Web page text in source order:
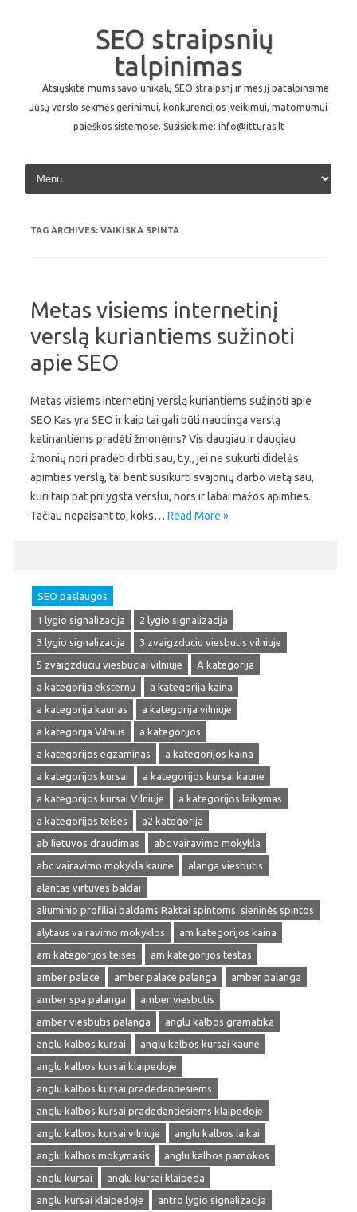
SEO straipsnių
talpinimas
Atsiųskite mums savo unikalų SEO straipsnį ir mes jį patalpinsime
Jūsų verslo sėkmės gerinimui, konkurencijos įveikimui, matomumui
paieškos sistemose. Susisiekime: info@itturas.lt
Skip to content
TAG ARCHIVES: VAIKISKA SPINTA
Metas visiems internetinį
verslą kuriantiems sužinoti
apie SEO
Metas visiems internetinį verslą kuriantiems sužinoti apie
SEO Kas yra SEO ir kaip tai gali būti naudinga verslą
ketinantiems pradėti žmonėms? Vis daugiau ir daugiau
žmonių nori pradėti dirbti sau, t.y., jei ne sukurti didelės
apimties verslą, tai bent susikurti svajonių darbo vietą sau,
kuri taip pat prilygsta verslui, nors ir labai mažos apimties.
Tačiau nepaisant to, koks… Read More »
SEO paslaugos
1 lygio signalizacija
2 lygio signalizacija
3 lygio signalizacija
3 zvaigzduciu viesbutis vilniuje
5 zvaigzduciu viesbuciai vilniuje
A kategorija
a kategorija eksternu
a kategorija kaina
a kategorija kaunas
a kategorija vilniuje
a kategorija Vilnius
a kategorijos
a kategorijos egzaminas
a kategorijos kaina
a kategorijos kursai
a kategorijos kursai kaune
a kategorijos kursai Vilniuje
a kategorijos laikymas
a kategorijos teises
a2 kategorija
ab lietuvos draudimas
abc vairavimo mokykla
abc vairavimo mokykla kaune
alanga viesbutis
alantas virtuves baldai
aliuminio profiliai baldams Raktai spintoms: sieninės spintos
alytaus vairavimo mokyklos
am kategorijos kaina
am kategorijos teises
am kategorijos testas
amber palace
amber palace palanga
amber palanga
amber spa palanga
amber viesbutis
amber viesbutis palanga
anglu kalbos gramatika
anglu kalbos kursai
anglu kalbos kursai kaune
anglu kalbos kursai klaipedoje
anglu kalbos kursai pradedantiesiems
anglu kalbos kursai pradedantiesiems klaipedoje
anglu kalbos kursai vilniuje
anglu kalbos laikai
anglu kalbos mokymasis
anglu kalbos pamokos
anglu kursai
anglu kursai klaipeda
anglu kursai klaipedoje
antro lygio signalizacija